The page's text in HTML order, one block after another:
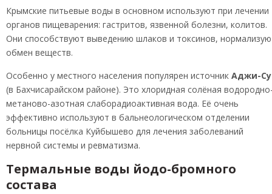
Крымские питьевые воды в основном используют при лечении
органов пищеварения: гастритов, язвенной болезни, колитов.
Они способствуют выведению шлаков и токсинов,
обмен веществ.
Особенно у местного населения популярен источник Аджи-Су
(в Бахчисарайском районе). Это хлоридная солёная
метаново-азотная слаборадиоактивная вода. Её очень
эффективно используют в бальнеологическом отделении
больницы посёлка Куйбышево для лечения заболеваний
нервной системы и ревматизма.
Термальные воды йодо-бромного
состава